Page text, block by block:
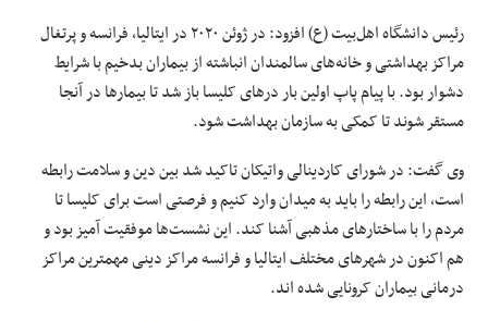
رئیس دانشگاه اهل‌بیت (ع)
افزود: در ژوئن ۲۰۲۰ در ایتالیا، فرانسه و پرتغال
مراکز بهداشتی و خانه‌های سالمندان انباشته از بیماران بدخیم با شرایط
دشوار بود. با پیام پاپ اولین بار درهای کلیسا باز شد تا بیمارها در آنجا
مستقر شوند تا کمکی به سازمان بهداشت شود.
وی گفت: در شورای کاردینالی واتیکان تاکید شد بین دین و سلامت رابطه
است، این رابطه را باید به میدان وارد کنیم و فرصتی است برای کلیسا تا
مردم را با ساختارهای مذهبی آشنا کند. این نشست‌ها موفقیتآمیزبود و
هم اکنون در شهرهای مختلف ایتالیا و فرانسه مراکز دینی مهمترین مراکز
درمانی بیماران کرونایی شدهاند.